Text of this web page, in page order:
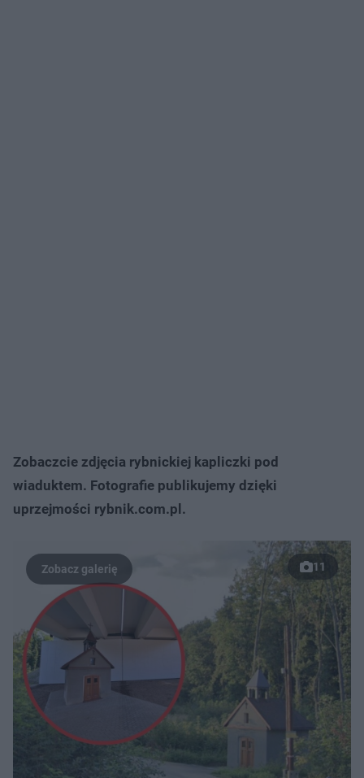
Zobaczcie zdjęcia rybnickiej kapliczki pod
wiaduktem. Fotografie publikujemy dzięki
uprzejmości rybnik.com.pl.
11